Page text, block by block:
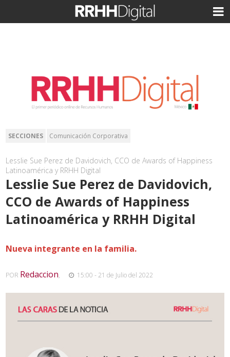
SECCIONES Comunicación Corporativa
Lesslie Sue Perez de Davidovich, CCO de Awards of Happiness
Latinoamérica y RRHH Digital
Lesslie Sue Perez de Davidovich,
CCO de Awards of Happiness
Latinoamérica y RRHH Digital
Nueva integrante en la familia.
POR Redaccion, 15:00 - 21 de Julio del 2022